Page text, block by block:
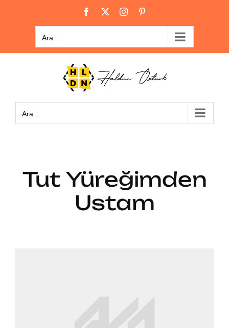
Facebook Instagram
Ara...
Ara...
Tut Yüreğimden
Ustam